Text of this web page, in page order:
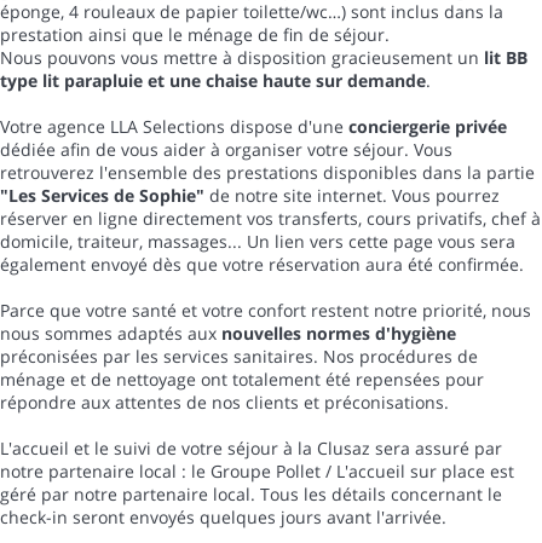
éponge, 4 rouleaux de papier toilette/wc…) sont inclus dans la
prestation ainsi que le ménage de fin de séjour.
Nous pouvons vous mettre à disposition gracieusement un lit BB
type lit parapluie et une chaise haute sur demande.
Votre agence LLA Selections dispose d'une conciergerie privée
dédiée afin de vous aider à organiser votre séjour. Vous
retrouverez l'ensemble des prestations disponibles dans la partie
"Les Services de Sophie" de notre site internet. Vous pourrez
réserver en ligne directement vos transferts, cours privatifs, chef à
domicile, traiteur, massages... Un lien vers cette page vous sera
également envoyé dès que votre réservation aura été confirmée.
Parce que votre santé et votre confort restent notre priorité, nous
nous sommes adaptés aux nouvelles normes d'hygiène
préconisées par les services sanitaires. Nos procédures de
ménage et de nettoyage ont totalement été repensées pour
répondre aux attentes de nos clients et préconisations.
L'accueil et le suivi de votre séjour à la Clusaz sera assuré par
notre partenaire local : le Groupe Pollet / L'accueil sur place est
géré par notre partenaire local. Tous les détails concernant le
check-in seront envoyés quelques jours avant l'arrivée.